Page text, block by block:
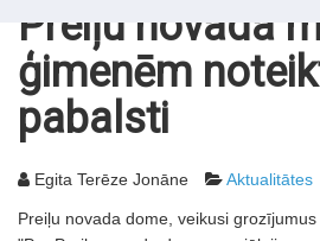
Preiļu novada
ģimenēm
pabalsti
Egita Terēze Jonāne Aktualitātes
Preiļu novada dome, veikusi